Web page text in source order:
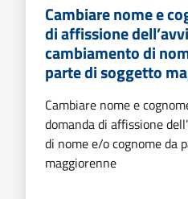
Cambiare nome e
di affissione
cambiamento di
parte di soggetto
Cambiare nome e
domanda di affissione
di nome e/o cognome da
maggiorenne